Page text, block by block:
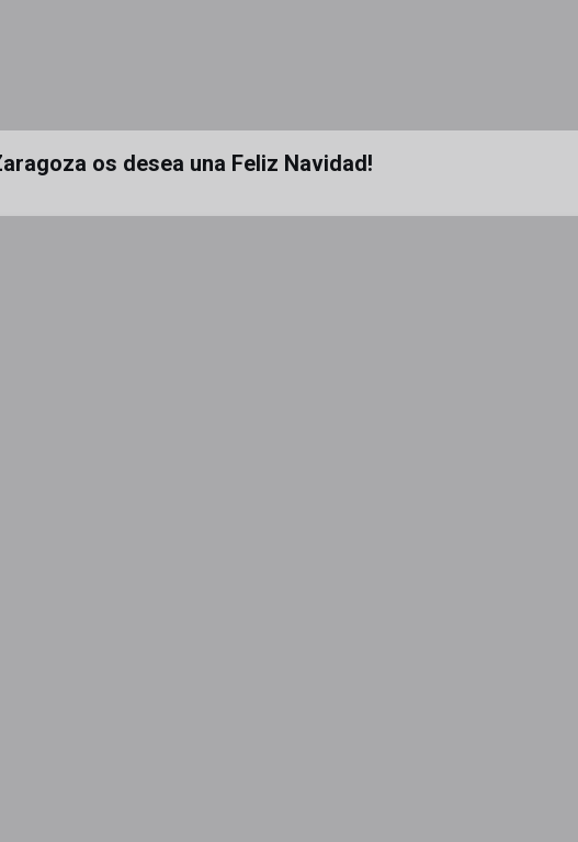
os desea una Feliz Navidad!